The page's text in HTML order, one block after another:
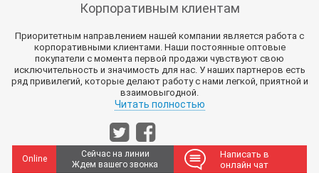
Корпоративным клиентам
Приоритетным направлением нашей компании является работа с
корпоративными клиентами. Наши постоянные оптовые
покупатели с момента первой продажи чувствуют свою
исключительность и значимость для нас. У наших партнеров есть
ряд привилегий, которые делают работу с нами легкой, приятной и
взаимовыгодной.
Читать полностью
Online
Сейчас на линии
Ждем вашего звонка
Написать в
онлайн чат